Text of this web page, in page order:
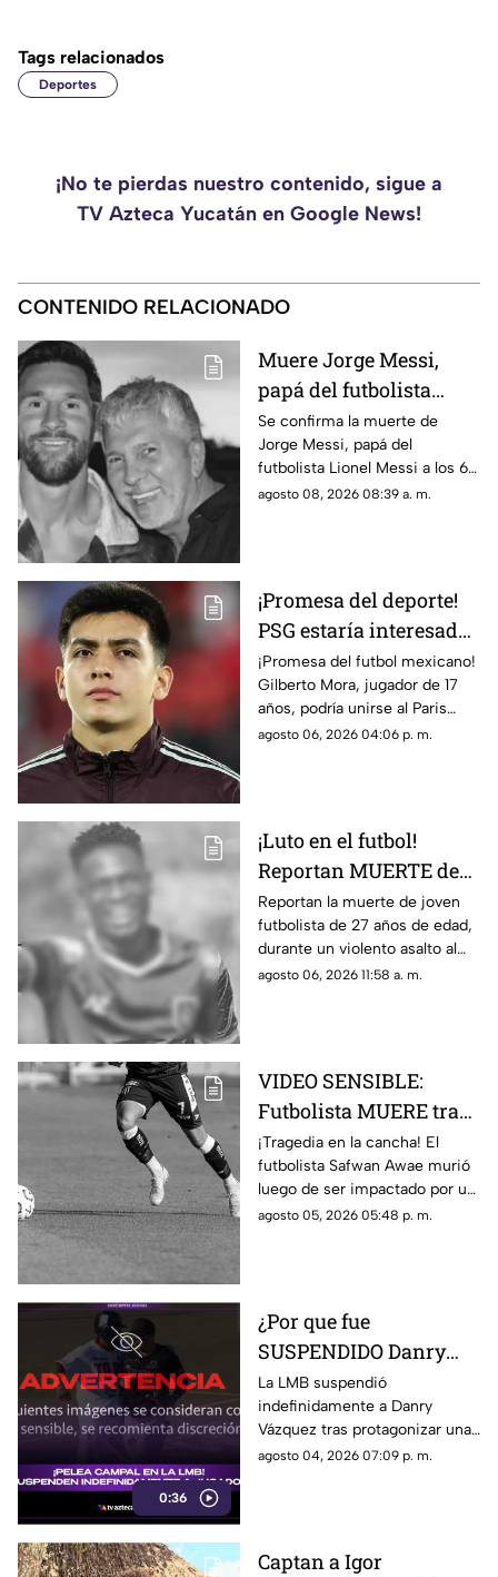
Tags relacionados
Deportes
¡No te pierdas nuestro contenido, sigue a
TV Azteca Yucatán en Google News!
CONTENIDO RELACIONADO
Muere Jorge Messi,
papá del futbolista
Lionel Messi a los 68
años; esto se sabe
Se confirma la muerte de
Jorge Messi, papá del
futbolista Lionel Messi a los 68
años de edad, te compartimos
agosto 08, 2026 08:39 a. m.
¡Promesa del deporte!
PSG estaría interesado
en Gilberto Mora meses
antes de cumplir 18
años
¡Promesa del futbol mexicano!
Gilberto Mora, jugador de 17
años, podría unirse al Paris
Saint-Germain. Conoce los
agosto 06, 2026 04:06 p. m.
¡Luto en el futbol!
Reportan MUERTE de
famoso FUTBOLISTA a
los 27 años durante
ASALTO; esto se sabe
Reportan la muerte de joven
futbolista de 27 años de edad,
durante un violento asalto al
que se resistió, te damos los
agosto 06, 2026 11:58 a. m.
VIDEO SENSIBLE:
Futbolista MUERE tras
ser impactado por un
rayo en pleno partido;
así ocurrió
¡Tragedia en la cancha! El
futbolista Safwan Awae murió
luego de ser impactado por un
rayo. Conoce los detalles.
agosto 05, 2026 05:48 p. m.
0:36
¿Por que fue
SUSPENDIDO Danry
Vázquez de la LMB?
Filtran video de la
BRUTAL agresión
La LMB suspendió
indefinidamente a Danry
Vázquez tras protagonizar una
pelea campal, en la cual un
agosto 04, 2026 07:09 p. m.
Captan a Igor